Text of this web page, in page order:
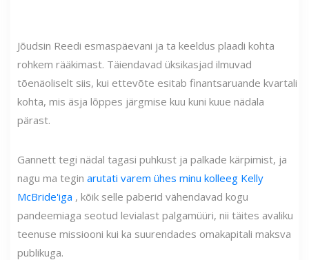
Jõudsin Reedi esmaspäevani ja ta keeldus plaadi kohta
rohkem rääkimast. Täiendavad üksikasjad ilmuvad
tõenäoliselt siis, kui ettevõte esitab finantsaruande kvartali
kohta, mis äsja lõppes järgmise kuu kuni kuue nädala
pärast.
Gannett tegi nädal tagasi puhkust ja palkade kärpimist, ja
nagu ma tegin arutati varem ühes minu kolleeg Kelly
McBride'iga , kõik selle paberid vähendavad kogu
pandeemiaga seotud levialast palgamüüri, nii täites avaliku
teenuse missiooni kui ka suurendades omakapitali maksva
publikuga.